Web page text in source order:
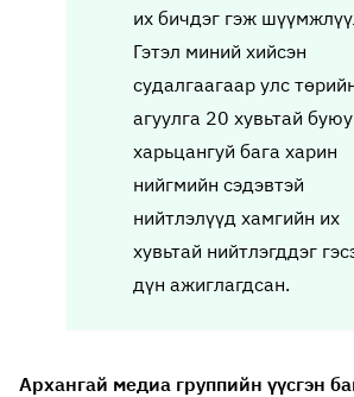
их бичдэг гэж
Гэтэл миний хийсэн
судалгаагаар улс
агуулга 20 хувьтай буюу
харьцангуй бага харин
нийгмийн сэдэвтэй
нийтлэлүүд хамгийн их
хувьтай нийтлэгддэг
дүн ажиглагдсан.
Архангай медиа группийн үүсгэн